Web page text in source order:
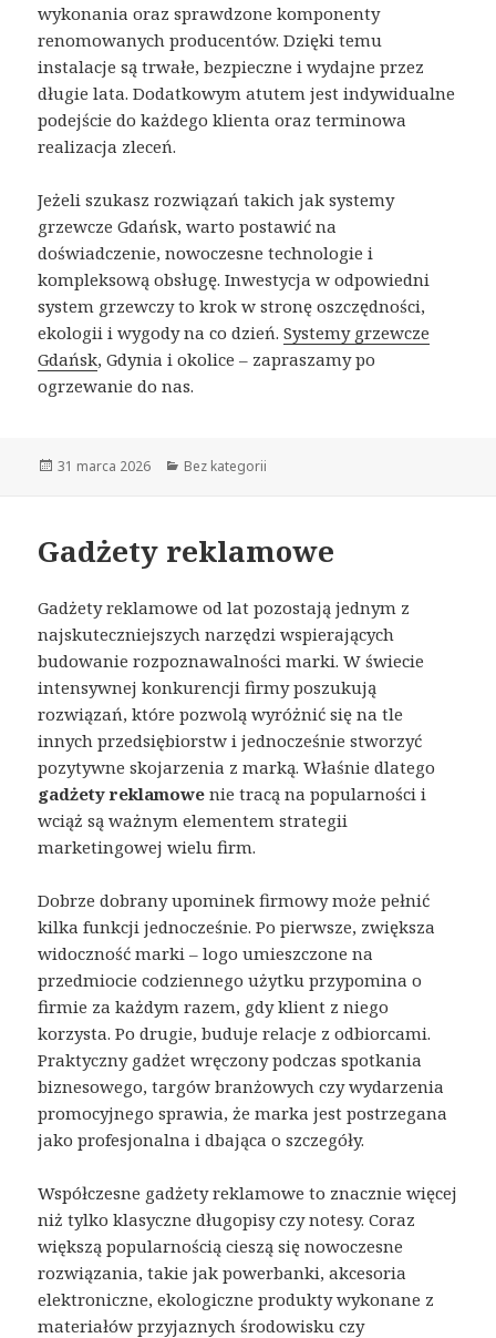
wykonania oraz sprawdzone komponenty
renomowanych producentów. Dzięki temu
instalacje są trwałe, bezpieczne i wydajne przez
długie lata. Dodatkowym atutem jest indywidualne
podejście do każdego klienta oraz terminowa
realizacja zleceń.
Jeżeli szukasz rozwiązań takich jak systemy
grzewcze Gdańsk, warto postawić na
doświadczenie, nowoczesne technologie i
kompleksową obsługę. Inwestycja w odpowiedni
system grzewczy to krok w stronę oszczędności,
ekologii i wygody na co dzień.Systemy grzewcze
Gdańsk, Gdynia i okolice – zapraszamy po
ogrzewanie do nas.
Opublikowano
31 marca 2026 Kategorie
Bez kategorii
Gadżety reklamowe
Gadżety reklamowe od lat pozostają jednym z
najskuteczniejszych narzędzi wspierających
budowanie rozpoznawalności marki. W świecie
intensywnej konkurencji firmy poszukują
rozwiązań, które pozwolą wyróżnić się na tle
innych przedsiębiorstw i jednocześnie stworzyć
pozytywne skojarzenia z marką. Właśnie dlatego
gadżety reklamowe nie tracą na popularności i
wciąż są ważnym elementem strategii
marketingowej wielu firm.
Dobrze dobrany upominek firmowy może pełnić
kilka funkcji jednocześnie. Po pierwsze, zwiększa
widoczność marki – logo umieszczone na
przedmiocie codziennego użytku przypomina o
firmie za każdym razem, gdy klient z niego
korzysta. Po drugie, buduje relacje z odbiorcami.
Praktyczny gadżet wręczony podczas spotkania
biznesowego, targów branżowych czy wydarzenia
promocyjnego sprawia, że marka jest postrzegana
jako profesjonalna i dbająca o szczegóły.
Współczesne gadżety reklamowe to znacznie więcej
niż tylko klasyczne długopisy czy notesy. Coraz
większą popularnością cieszą się nowoczesne
rozwiązania, takie jak powerbanki, akcesoria
elektroniczne, ekologiczne produkty wykonane z
materiałów przyjaznych środowisku czy